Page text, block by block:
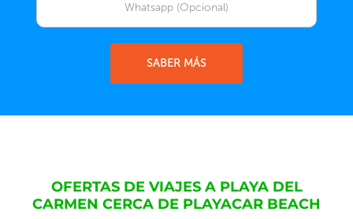
SABER MÁS
OFERTAS DE VIAJES A PLAYA DEL
CARMEN CERCA DE PLAYACAR BEACH